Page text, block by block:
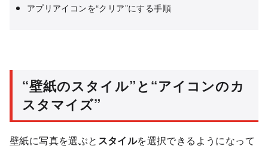
アプリアイコンを“クリア”にする手順
“壁紙のスタイル”と“アイコンのカ
スタマイズ”
壁紙に写真を選ぶと スタイルを選択できるようになって